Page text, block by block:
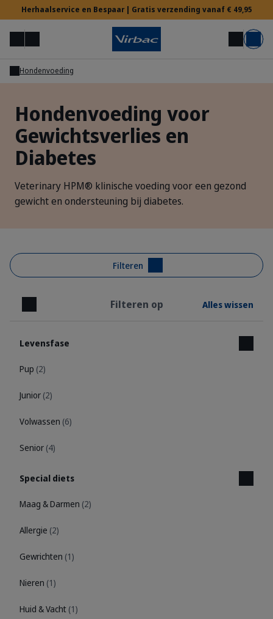
Herhaalservice en Bespaar | Gratis verzending vanaf € 49,95
MenuZoek op Mijn account Mand
Hulp nodig?
Hondenvoeding
Hondenvoeding voor
Gewichtsverlies en
Diabetes
Veterinary HPM® klinische voeding voor een gezond
gewicht en ondersteuning bij diabetes.
Filteren
Sluiten Filteren op Alles wissen
Levensfase
Pup (2)
Junior (2)
Volwassen (6)
Senior (4)
Special diets
Maag & Darmen (2)
Allergie (2)
Gewrichten (1)
Nieren (1)
Huid & Vacht (1)